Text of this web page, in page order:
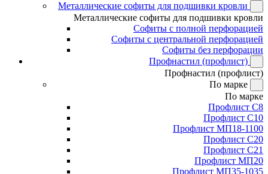
Металлические софиты для подшивки кровли
Металлические софиты для подшивки кровли
Софиты с полной перфорацией
Софиты с центральной перфорацией
Софиты без перфорации
Профнастил (профлист)
Профнастил (профлист)
По марке
По марке
Профлист С8
Профлист С10
Профлист МП18-1100
Профлист С20
Профлист С21
Профлист МП20
Профлист МП35-1035